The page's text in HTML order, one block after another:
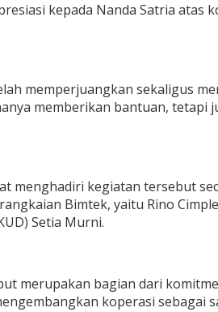
kepada Nanda Satria
memperjuangkan sekaligus
memberikan bantuan,
menghadiri kegiatan tersebut
Bimtek, yaitu Rino
Setia Murni.
merupakan bagian dari
koperasi sebagai